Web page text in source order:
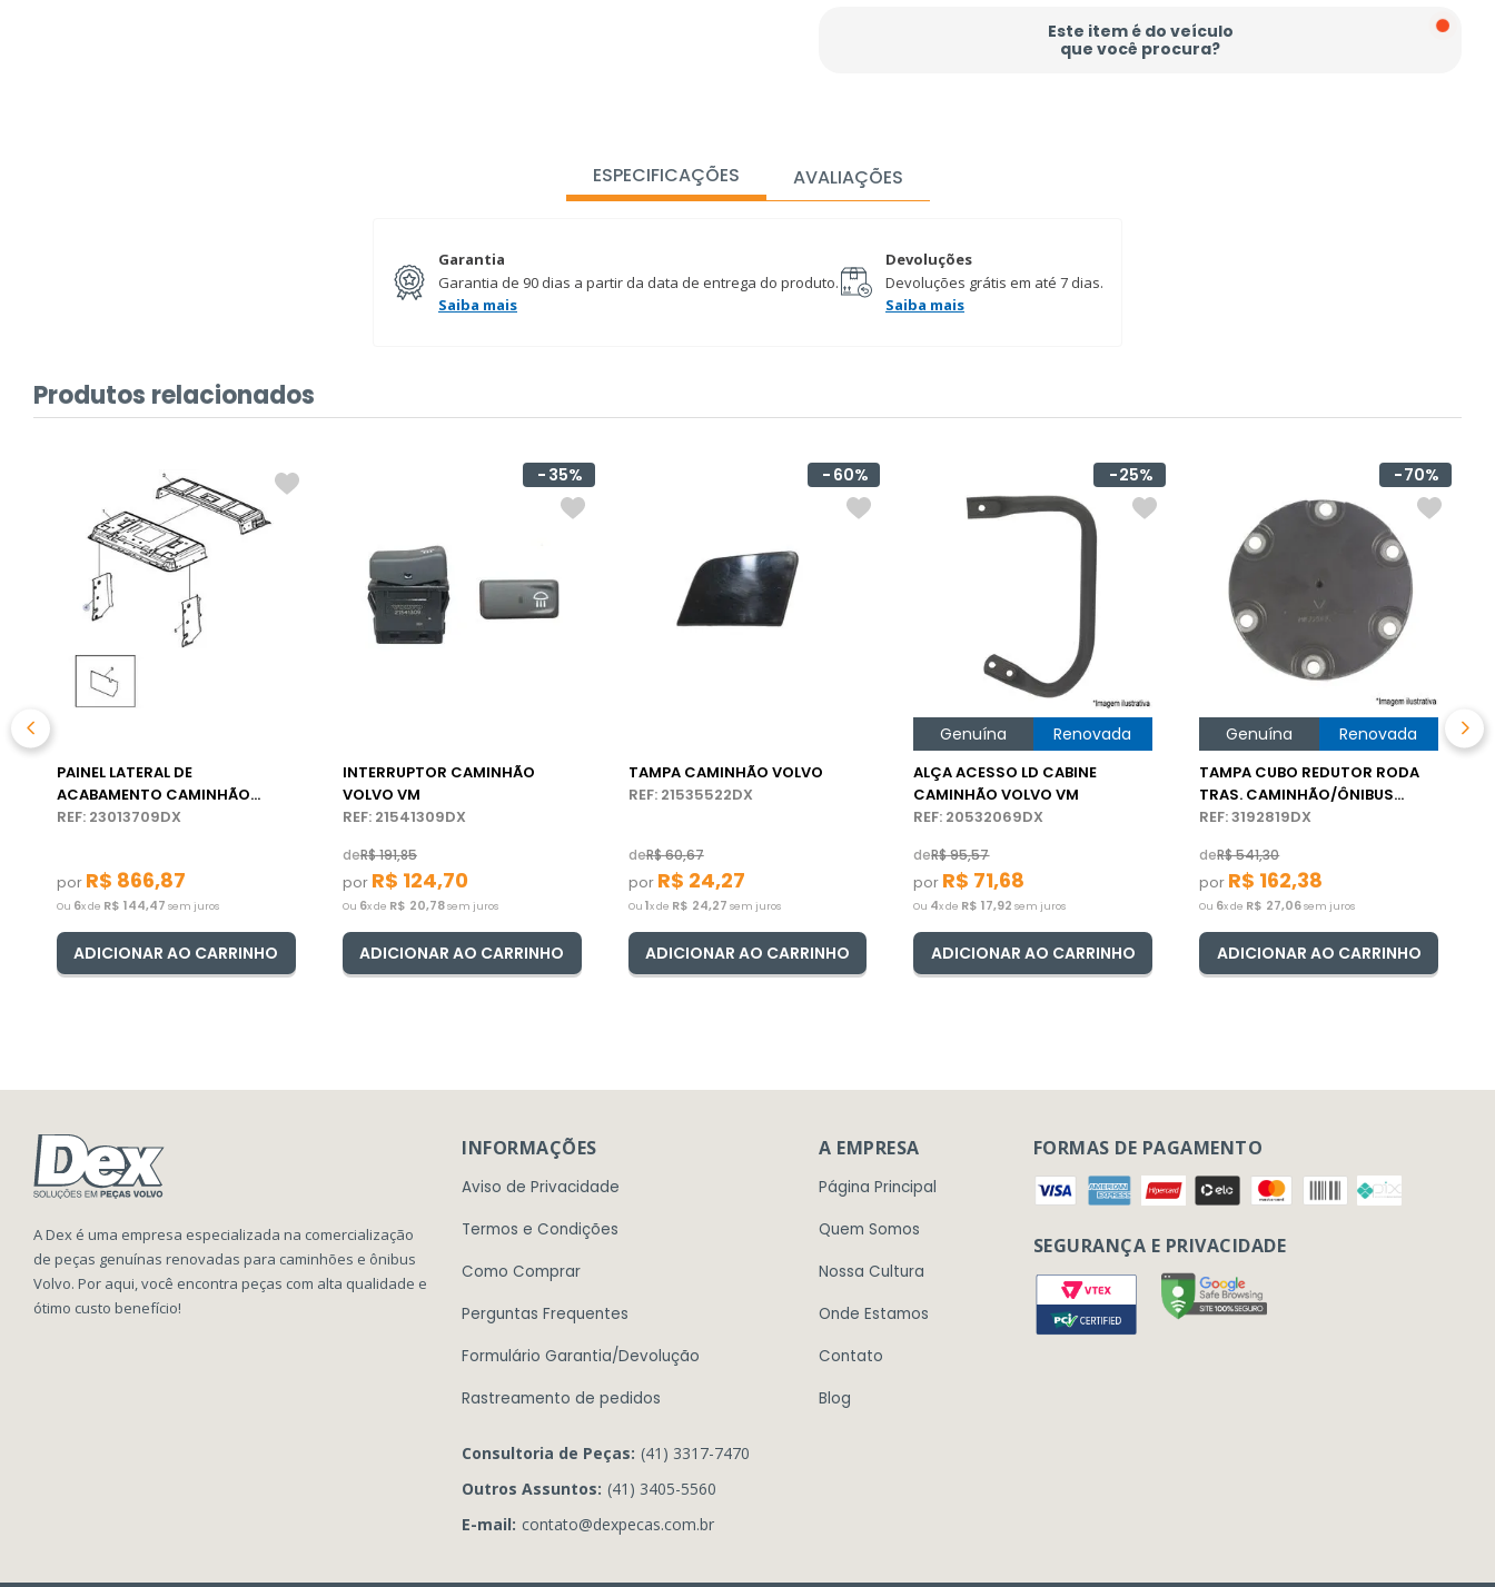
Este item é do veículo
que você procura?
ESPECIFICAÇÕES AVALIAÇÕES
Garantia
Garantia de 90 dias a partir da data de entrega do produto.
Saiba mais
Devoluções
Devoluções grátis em até 7 dias.
Saiba mais
Produtos relacionados
PAINEL LATERAL DE
ACABAMENTO CAMINHÃO
VOLVO
REF: 23013709DX
por R$ 866,87
Ou 6x de R$ 144,47 sem juros
ADICIONAR AO CARRINHO
35%
INTERRUPTOR CAMINHÃO
VOLVO VM
REF: 21541309DX
deR$191,85
por R$ 124,70
Ou 6x de R$ 20,78sem juros
ADICIONAR AO CARRINHO
60%
TAMPA CAMINHÃO VOLVO
REF: 21535522DX
deR$60,67
por R$ 24,27
Ou 1x de R$ 24,27 sem juros
ADICIONAR AO CARRINHO
25%
Genuína Renovada
ALÇA ACESSO LD CABINE
CAMINHÃO VOLVO VM
REF: 20532069DX
deR$95,57
por R$ 71,68
Ou 4x de R$ 17,92 sem juros
ADICIONAR AO CARRINHO
70%
Genuína Renovada
TAMPA CUBO REDUTOR RODA
TRAS. CAMINHÃO/ÔNIBUS
VOLVO
REF: 3192819DX
deR$541,30
por R$ 162,38
Ou 6x de R$ 27,06sem juros
ADICIONAR AO CARRINHO
A Dex é uma empresa especializada na comercialização
de peças genuínas renovadas para caminhões e ônibus
Volvo. Por aqui, você encontra peças com alta qualidade e
ótimo custo benefício!
INFORMAÇÕES
Aviso de Privacidade
Termos e Condições
Como Comprar
Perguntas Frequentes
Formulário Garantia/Devolução
Rastreamento de pedidos
Consultoria de Peças: (41) 3317-7470
Outros Assuntos: (41) 3405-5560
E-mail: contato@dexpecas.com.br
A EMPRESA
Página Principal
Quem Somos
Nossa Cultura
Onde Estamos
Contato
Blog
FORMAS DE PAGAMENTO
SEGURANÇA E PRIVACIDADE